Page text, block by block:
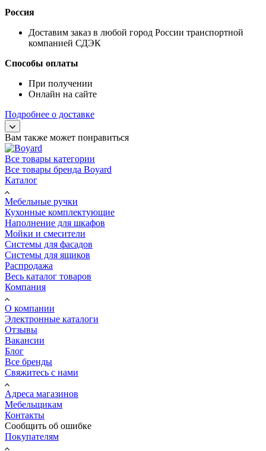
Россия
Доставим заказ в любой город России транспортной
компанией СДЭК
Способы оплаты
При получении
Онлайн на сайте
Подробнее о доставке
Вам также может понравиться
Все товары категории
Все товары бренда Boyard
Каталог
Мебельные ручки
Кухонные комплектующие
Наполнение для шкафов
Мойки и смесители
Системы для фасадов
Системы для ящиков
Распродажа
Весь каталог товаров
Компания
О компании
Электронные каталоги
Отзывы
Вакансии
Блог
Все бренды
Свяжитесь с нами
Адреса магазинов
Мебельщикам
Контакты
Сообщить об ошибке
Покупателям